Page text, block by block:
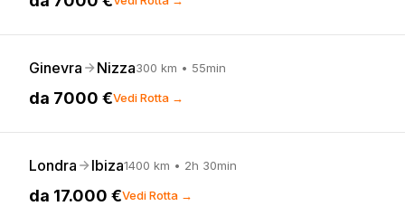
Ginevra Nizza300 km • 55min
da 7000 €Vedi Rotta →
Londra Ibiza1400 km • 2h 30min
da 17.000 €Vedi Rotta →